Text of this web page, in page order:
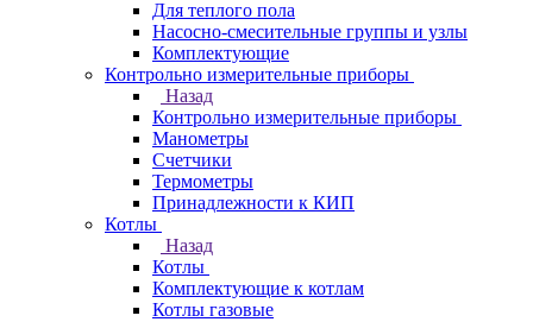
Для теплого пола
Насосно-смесительные группы и узлы
Комплектующие
Контрольно измерительные приборы
Назад
Контрольно измерительные приборы
Манометры
Счетчики
Термометры
Принадлежности к КИП
Котлы
Назад
Котлы
Комплектующие к котлам
Котлы газовые